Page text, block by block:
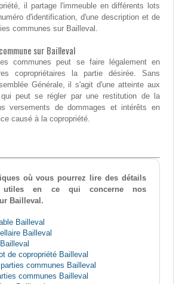
il partage l'immeuble en différents lots
d'identification, d'une description et de
communes sur Bailleval.
sur Bailleval
communes peut se faire légalement en
copropriétaires la partie désirée. Sans
Générale, il s'agit d'une atteinte aux
qui peut se régler par une restitution de la
versements de dommages et intérêts en
causé à la copropriété.
où vous pourrez lire des détails
utiles en ce qui concerne nos
Bailleval.
Bailleval
Bailleval
de copropriété Bailleval
communes Bailleval
communes Bailleval